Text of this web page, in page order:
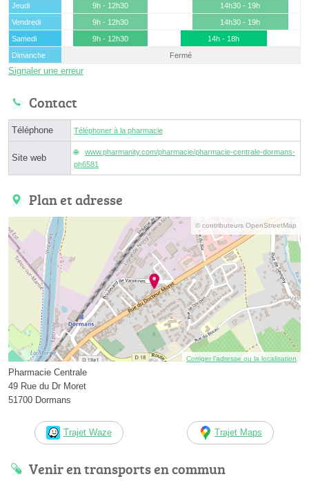
Jeudi
9h - 12h30
14h30 - 19h
Vendredi
9h - 12h30
14h30 - 19h
Samedi
9h - 12h30
14h - 18h
Dimanche
Fermé
Signaler une erreur
Contact
Téléphone Téléphoner à la pharmacie
Site web
www.pharmanity.com/pharmacie/pharmacie-centrale-dormans-
ph6581
Plan et adresse
© contributeurs OpenStreetMap
Corriger l’adresse ou la localisation
Pharmacie Centrale
49 Rue du Dr Moret
51700 Dormans
Trajet Waze Trajet Maps
Venir en transports en commun